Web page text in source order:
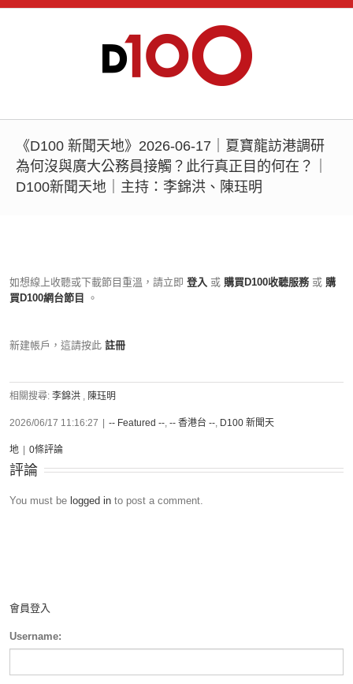
《D100 新聞天地》2026-06-17｜夏寶龍訪港調研
為何沒與廣大公務員接觸？此行真正目的何在？｜
D100新聞天地｜主持：李錦洪、陳珏明
如想線上收聽或下載節目重溫，請立即 登入 或 購買D100收聽服務 或 購
買D100網台節目
。
新建帳戶，這請按此 註冊
相關搜尋: 李錦洪 , 陳珏明
2026/06/17 11:16:27 -- Featured --, -- 香港台 --, D100 新聞天
地 0條評論
評論
You must be logged in to post a comment.
會員登入
Username: